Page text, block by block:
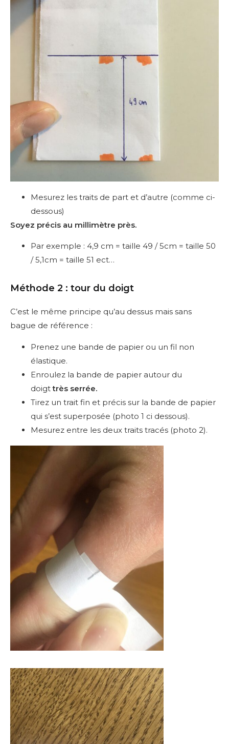
Mesurez les traits de part et d’autre (comme ci-
dessous)
Soyez précis au millimètre près.
Par exemple : 4,9 cm = taille 49 / 5cm = taille 50
/ 5,1cm = taille 51 ect…
Méthode 2 : tour du doigt
C’est le même principe qu’au dessus mais sans
bague de référence :
Prenez une bande de papier ou un fil non
élastique.
Enroulez la bande de papier autour du
doigttrès serrée.
Tirez un trait fin et précis sur la bande de papier
qui s’est superposée (photo 1 ci dessous).
Mesurez entre les deux traits tracés (photo 2).